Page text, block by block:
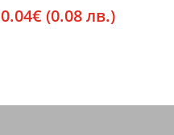
0.04€ (0.08 лв.)